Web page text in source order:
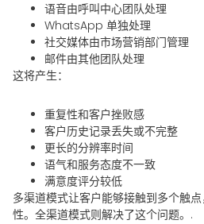
语音由呼叫中心团队处理
WhatsApp 单独处理
社交媒体由市场营销部门管理
邮件由其他团队处理
这将产生：
重复性和客户挫败感
客户历史记录丢失或不完整
更长的分辨率时间
语气和服务态度不一致
满意度评分较低
多渠道模式让客户能够接触到多个触
性。全渠道模式则解决了这个问题。.